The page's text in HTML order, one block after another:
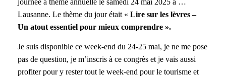
journée à thème annuelle le samedi 24 mai 2025 à …
Lausanne. Le thème du jour était « Lire sur les lèvres –
Un atout essentiel pour mieux comprendre ».
Je suis disponible ce week-end du 24-25 mai, je ne me pose
pas de question, je m’inscris à ce congrès et je vais aussi
profiter pour y rester tout le week-end pour le tourisme et